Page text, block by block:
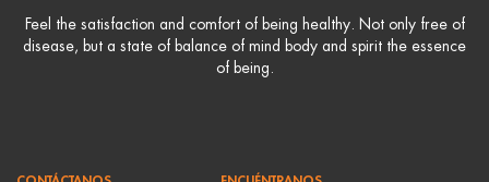
Feel the satisfaction and comfort of being healthy. Not only free of
disease, but a state of balance of mind body and spirit the essence
of being.